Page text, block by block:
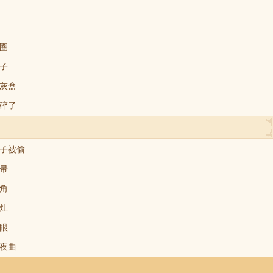
盒
了
被偷
曲